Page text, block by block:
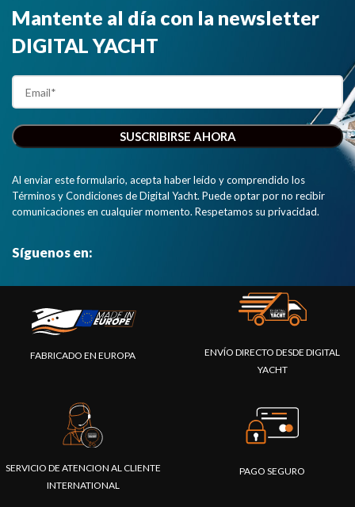
de
Mantente al día con la newsletter
DIGITAL YACHT
Al enviar este formulario, acepta haber leído y comprendido los
Términos y Condiciones de Digital Yacht. Puede optar por no recibir
comunicaciones en cualquier momento. Respetamos su privacidad.
Síguenos en:
FABRICADO EN EUROPA
ENVÍO DIRECTO DESDE DIGITAL
YACHT
SERVICIO DE ATENCION AL CLIENTE
INTERNATIONAL
PAGO SEGURO